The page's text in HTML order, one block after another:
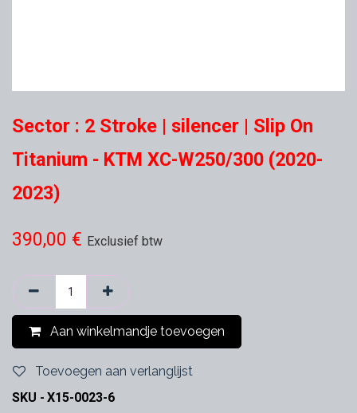
Sector : 2 Stroke | silencer | Slip On
Titanium - KTM XC-W250/300 (2020-
2023)
390,00 € Exclusief btw
Aan winkelmandje toevoegen
Toevoegen aan verlanglijst
SKU - X15-0023-6